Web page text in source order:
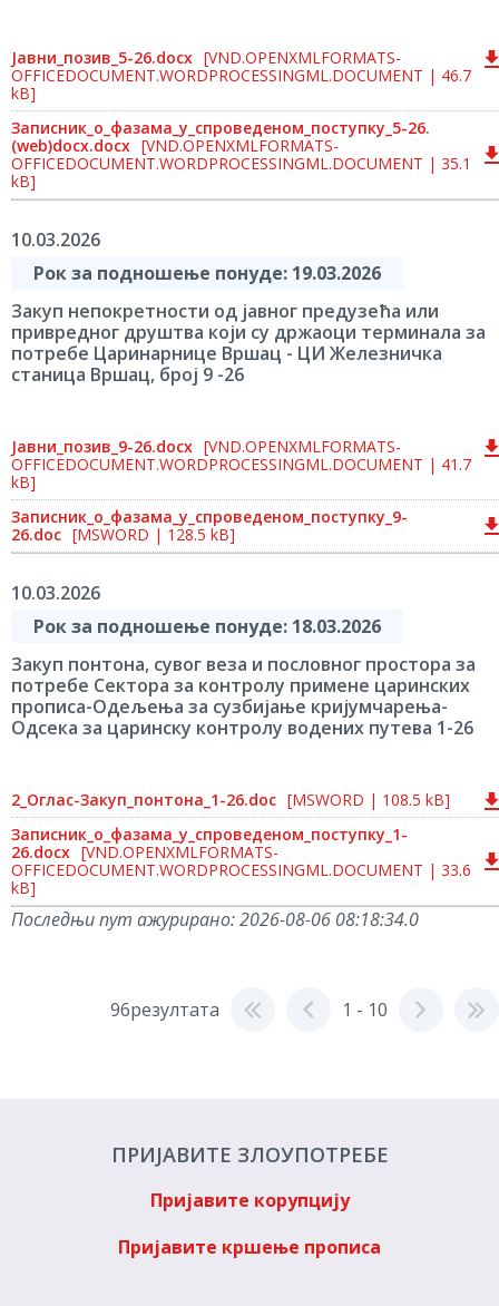
Јавни_позив_5-26.docx [VND.OPENXMLFORMATS-
OFFICEDOCUMENT.WORDPROCESSINGML.DOCUMENT | 46.7
kB]
Записник_о_фазама_у_спроведеном_поступку_5-26.
(web)docx.docx [VND.OPENXMLFORMATS-
OFFICEDOCUMENT.WORDPROCESSINGML.DOCUMENT | 35.1
kB]
10.03.2026
Рок за подношење понуде: 19.03.2026
Закуп непокретности од јавног предузећа или
привредног друштва који су држаоци терминала за
потребе Царинарнице Вршац - ЦИ Железничка
станица Вршац, број 9 -26
Јавни_позив_9-26.docx [VND.OPENXMLFORMATS-
OFFICEDOCUMENT.WORDPROCESSINGML.DOCUMENT | 41.7
kB]
Записник_о_фазама_у_спроведеном_поступку_9-
26.doc [MSWORD | 128.5 kB]
10.03.2026
Рок за подношење понуде: 18.03.2026
Закуп понтона, сувог веза и пословног простора за
потребе Сектора за контролу примене царинских
прописа-Одељења за сузбијање кријумчарења-
Одсека за царинску контролу водених путева 1-26
2_Оглас-Закуп_понтона_1-26.doc [MSWORD | 108.5 kB]
Записник_о_фазама_у_спроведеном_поступку_1-
26.docx [VND.OPENXMLFORMATS-
OFFICEDOCUMENT.WORDPROCESSINGML.DOCUMENT | 33.6
kB]
Последњи пут ажурирано:2026-08-06 08:18:34.0
96резултата 1 - 10
ПРИЈАВИТЕ ЗЛОУПОТРЕБЕ
Пријавите корупцију
Пријавите кршење прописа